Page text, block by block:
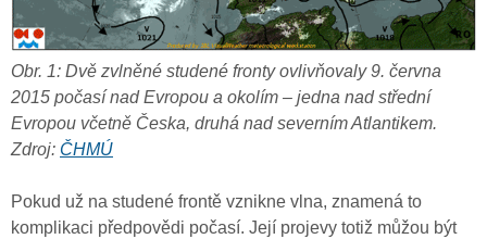
Obr. 1: Dvě zvlněné studené fronty ovlivňovaly 9. června
2015 počasí nad Evropou a okolím – jedna nad střední
Evropou včetně Česka, druhá nad severním Atlantikem.
Zdroj: ČHMÚ
Pokud už na studené frontě vznikne vlna, znamená to
komplikaci předpovědi počasí. Její projevy totiž můžou být